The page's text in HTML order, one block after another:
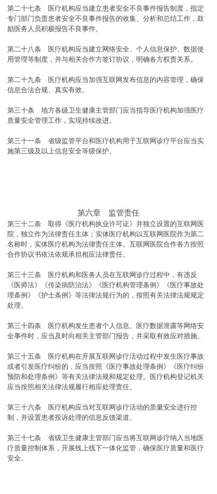
第二十七条 医疗机构应当建立患者安全不良事件报告制度，指定
专门部门负责患者安全不良事件报告的收集、分析和总结工作，鼓
励医务人员积极报告不良事件。
第二十八条 医疗机构应当建立网络安全、个人信息保护、数据使
用管理等制度，并与相关合作方签订协议，明确各方权责关系。
第二十九条 医疗机构应当加强互联网发布信息的内容管理，确保
信息合法合规、真实有效。
第三十条 地方各级卫生健康主管部门应当指导医疗机构加强医疗
质量安全管理工作，实现持续改进。
第三十一条 省级监管平台和医疗机构用于互联网诊疗平台应当实
施第三级及以上信息安全等级保护。
第六章 监管责任
第三十二条 取得《医疗机构执业许可证》并独立设置的互联网医
院，独立作为法律责任主体；实体医疗机构以互联网医院作为第二
名称时，实体医疗机构为法律责任主体。互联网医院合作各方按照
合作协议书依法依规承担相应法律责任。
第三十三条 医疗机构和医务人员在互联网诊疗过程中，有违反
《医师法》《传染病防治法》《医疗机构管理条例》《医疗事故处
理条例》《护士条例》等法律法规行为的，按照有关法律法规规定
处理。
第三十四条 医疗机构发生患者个人信息、医疗数据泄露等网络安
全事件时，应当及时向相关主管部门报告，并采取有效应对措施。
第三十五条 医疗机构在开展互联网诊疗活动过程中发生医疗事故
或者引发医疗纠纷的，应当按照《医疗事故处理条例》《医疗纠纷
预防和处理条例》等有关法律法规和规定处理。医疗机构登记机关
应当按照相关法律法规履行相应处理责任。
第三十六条 医疗机构应当对互联网诊疗活动的质量安全进行控
制，并设置患者投诉处理的信息反馈渠道。
第三十七条 省级卫生健康主管部门应当将互联网诊疗纳入当地医
疗质量控制体系，开展线上线下一体化监管，确保医疗质量和医疗
安全。